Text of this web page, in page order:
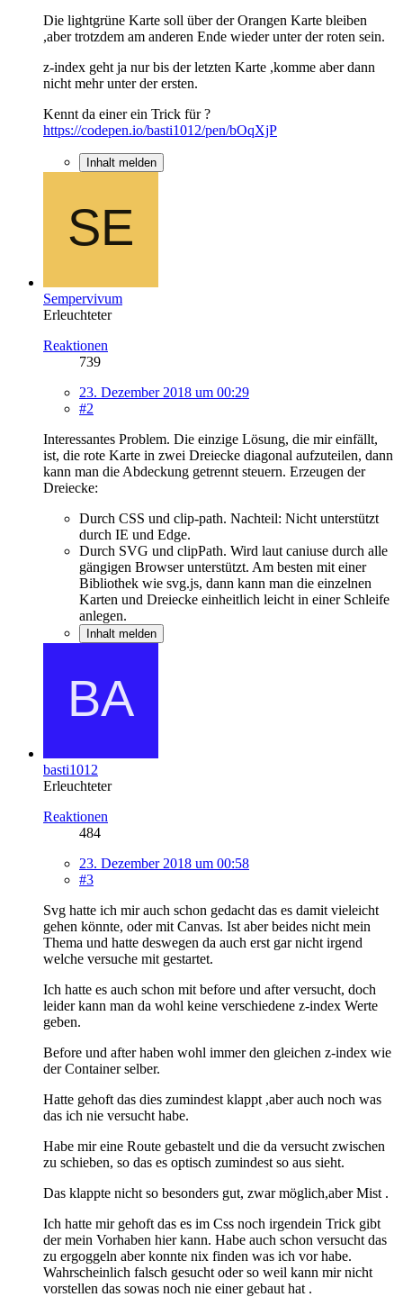
Die lightgrüne Karte soll über der Orangen Karte bleiben
,aber trotzdem am anderen Ende wieder unter der roten sein.
z-index geht ja nur bis der letzten Karte ,komme aber dann
nicht mehr unter der ersten.
Kennt da einer ein Trick für ?
https://codepen.io/basti1012/pen/bOqXjP
Inhalt melden
Sempervivum
Erleuchteter
Reaktionen
739
23. Dezember 2018 um 00:29
#2
Interessantes Problem. Die einzige Lösung, die mir einfällt,
ist, die rote Karte in zwei Dreiecke diagonal aufzuteilen, dann
kann man die Abdeckung getrennt steuern. Erzeugen der
Dreiecke:
Durch CSS und clip-path. Nachteil: Nicht unterstützt
durch IE und Edge.
Durch SVG und clipPath. Wird laut caniuse durch alle
gängigen Browser unterstützt. Am besten mit einer
Bibliothek wie svg.js, dann kann man die einzelnen
Karten und Dreiecke einheitlich leicht in einer Schleife
anlegen.
Inhalt melden
basti1012
Erleuchteter
Reaktionen
484
23. Dezember 2018 um 00:58
#3
Svg hatte ich mir auch schon gedacht das es damit vieleicht
gehen könnte, oder mit Canvas. Ist aber beides nicht mein
Thema und hatte deswegen da auch erst gar nicht irgend
welche versuche mit gestartet.
Ich hatte es auch schon mit before und after versucht, doch
leider kann man da wohl keine verschiedene z-index Werte
geben.
Before und after haben wohl immer den gleichen z-index wie
der Container selber.
Hatte gehoft das dies zumindest klappt ,aber auch noch was
das ich nie versucht habe.
Habe mir eine Route gebastelt und die da versucht zwischen
zu schieben, so das es optisch zumindest so aus sieht.
Das klappte nicht so besonders gut, zwar möglich,aber Mist .
Ich hatte mir gehoft das es im Css noch irgendein Trick gibt
der mein Vorhaben hier kann. Habe auch schon versucht das
zu ergoggeln aber konnte nix finden was ich vor habe.
Wahrscheinlich falsch gesucht oder so weil kann mir nicht
vorstellen das sowas noch nie einer gebaut hat .